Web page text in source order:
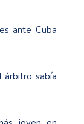
ante Cuba
árbitro sabía